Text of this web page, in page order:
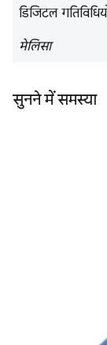
डिजिटल
मेलिसा
सुनने में समस्या